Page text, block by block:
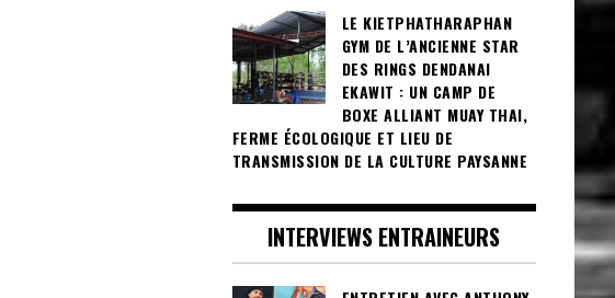
LE KIETPHATHARAPHAN
GYM DE L’ANCIENNE STAR
DES RINGS DENDANAI
EKAWIT : UN CAMP DE
BOXE ALLIANT MUAY THAI,
FERME ÉCOLOGIQUE ET LIEU DE
TRANSMISSION DE LA CULTURE PAYSANNE
INTERVIEWS ENTRAINEURS